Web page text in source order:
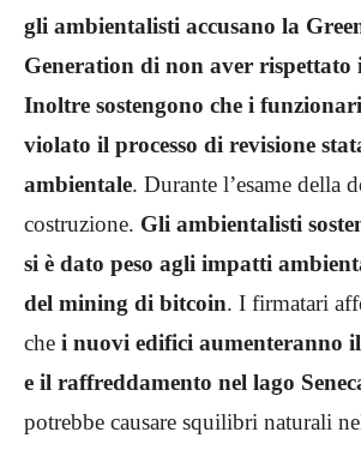
gli ambientalisti accusano la
Generation di non aver rispettato
Inoltre sostengono che i
violato il processo di revisione
ambientale. Durante l’esame della
costruzione. Gli ambientalisti
si è dato peso agli impatti
del mining di bitcoin. I firmatari
che i nuovi edifici aumenteranno
e il raffreddamento nel lago
potrebbe causare squilibri naturali